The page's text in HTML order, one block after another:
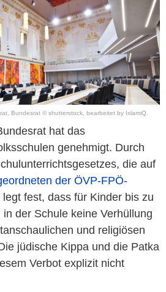
Bundesrat © shutterstock, bearbeitet by IslamiQ.
hat das
genehmigt. Durch
die auf
der ÖVP-FPÖ-
fest, dass für Kinder bis zu
der Schule keine Verhüllung
und religiösen
jüdische Kippa und die Patka
Verbot explizit nicht